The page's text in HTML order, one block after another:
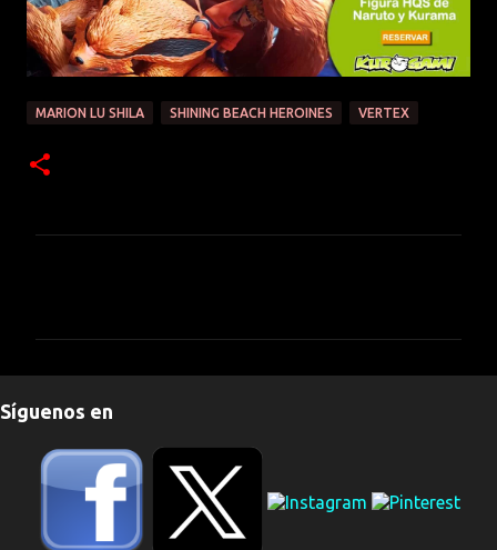
MARION LU SHILA SHINING BEACH HEROINES VERTEX
t
a
r
Síguenos en